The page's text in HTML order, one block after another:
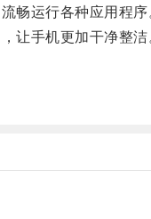
畅运行各种应用程序
让手机更加干净整洁